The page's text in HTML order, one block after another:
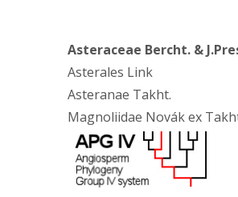
Asteraceae Bercht. &
Asterales Link
Asteranae Takht.
Magnoliidae Novák ex